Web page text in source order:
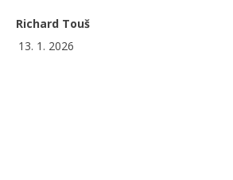
Richard Touš
13. 1. 2026